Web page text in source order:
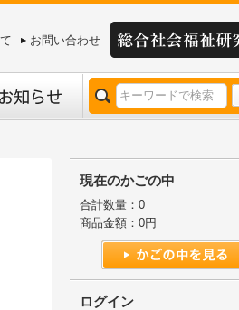
お問い合わせ
現在のかごの中
合計数量： 0
商品金額： 0円
ログイン